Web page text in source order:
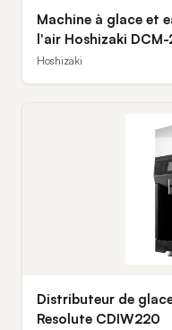
Machine à glace et
l'air Hoshizaki DCM-
Hoshizaki
Distributeur de
Resolute CDIW220